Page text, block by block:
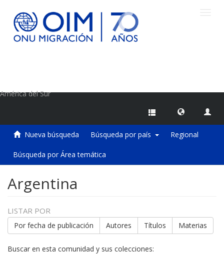
América del Sur
Nueva búsqueda Búsqueda por país Regional
Búsqueda por Área temática
Argentina
LISTAR POR
Por fecha de publicación Autores Títulos Materias
Buscar en esta comunidad y sus colecciones: